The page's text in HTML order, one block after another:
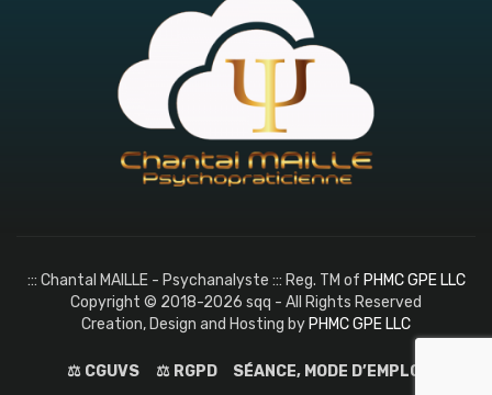
::: Chantal MAILLE - Psychanalyste ::: Reg. TM of PHMC GPE LLC
Copyright © 2018-2026 sqq - All Rights Reserved
Creation, Design and Hosting byPHMC GPE LLC
⚖️ CGUVS ⚖️ RGPD SÉANCE, MODE D’EMPLOI